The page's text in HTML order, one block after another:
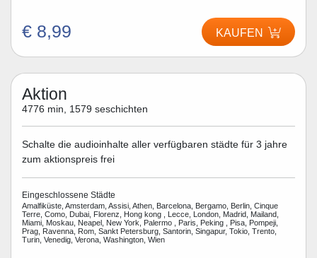
€ 8,99 KAUFEN
Aktion
4776 min, 1579 seschichten
Schalte die audioinhalte aller verfügbaren städte für 3 jahre
zum aktionspreis frei
Eingeschlossene Städte
Amalfiküste, Amsterdam, Assisi, Athen, Barcelona, Bergamo, Berlin, Cinque
Terre, Como, Dubai, Florenz, Hong kong , Lecce, London, Madrid, Mailand,
Miami, Moskau, Neapel, New York, Palermo , Paris, Peking , Pisa, Pompeji,
Prag, Ravenna, Rom, Sankt Petersburg, Santorin, Singapur, Tokio, Trento,
Turin, Venedig, Verona, Washington, Wien